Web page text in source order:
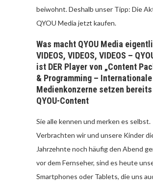
beiwohnt. Deshalb unser Tipp: Die
QYOU Media jetzt kaufen.
Was macht QYOU Media
VIDEOS, VIDEOS, VIDEOS –
ist DER Player von „Content
& Programming – Internationale
Medienkonzerne setzen
QYOU-Content
Sie alle kennen und merken es selbst.
Verbrachten wir und unsere Kinder
Jahrzehnte noch häufig den Abend
vor dem Fernseher, sind es heute
Smartphones oder Tablets, die uns